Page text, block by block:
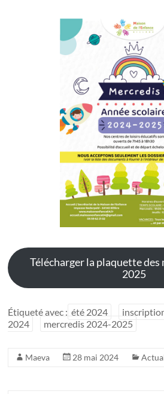
Télécharger la plaquette
2025
Étiqueté avec : été 2024
2024
mercredis 2024-2025
Maeva 28 mai 2024